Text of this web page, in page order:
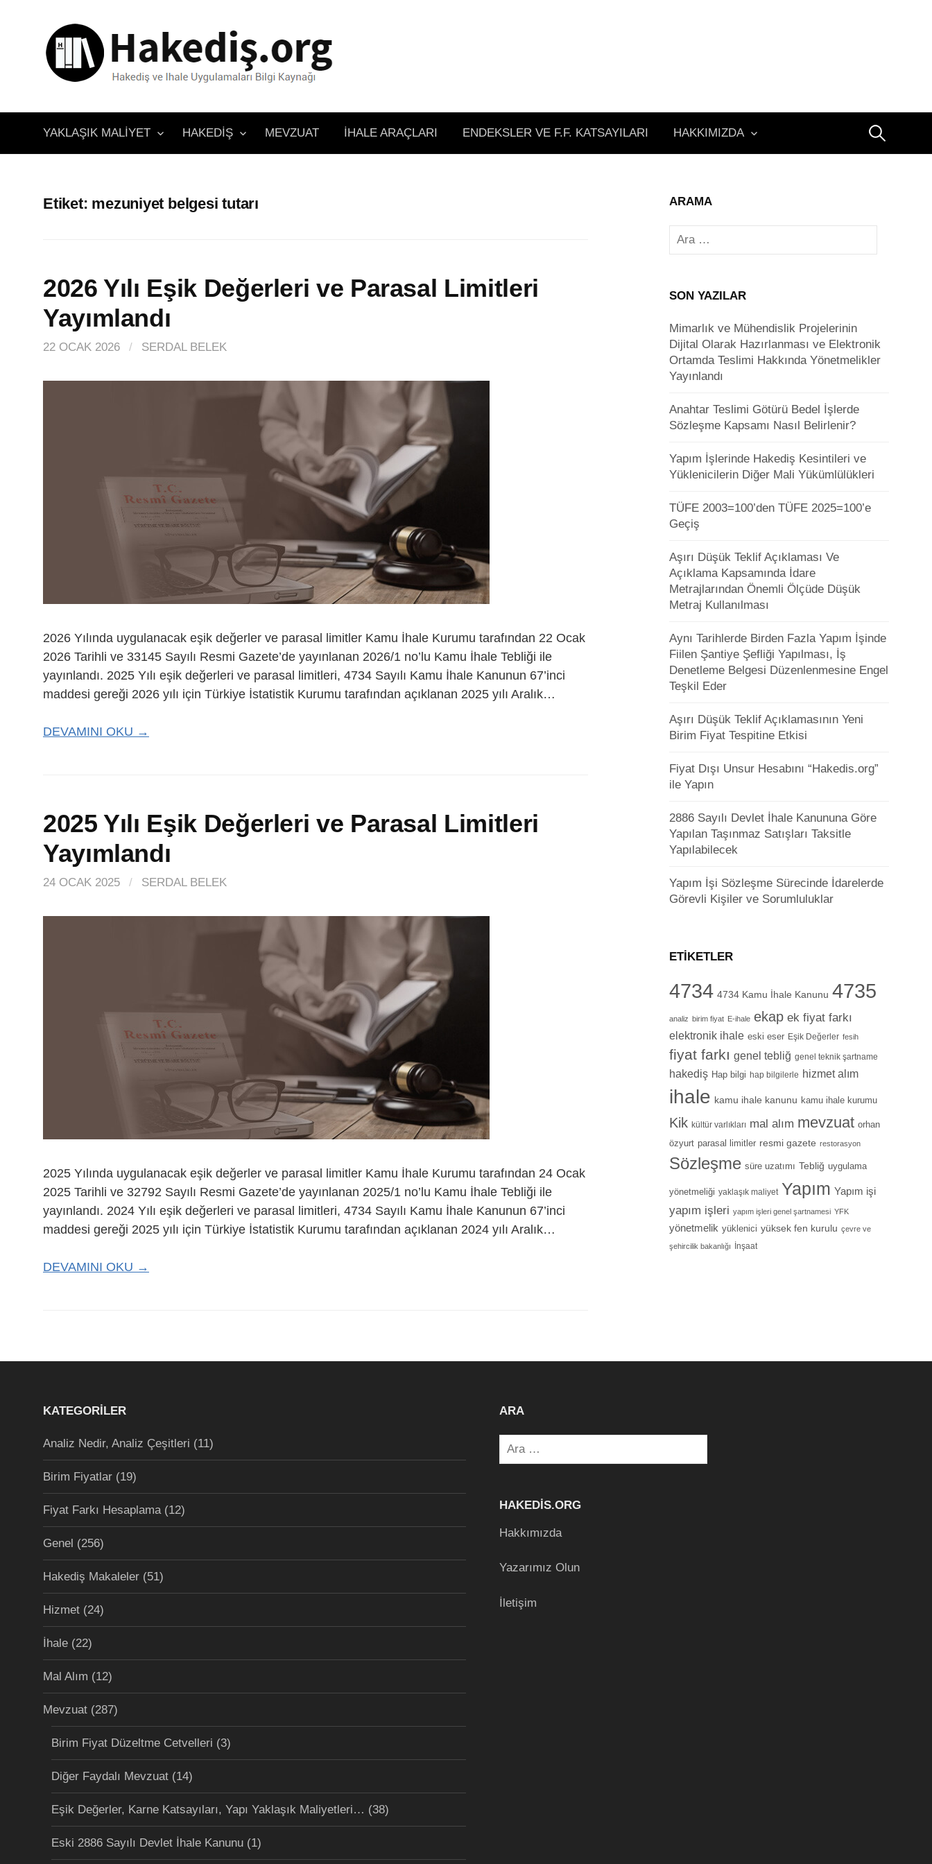
YAKLAŞIK MALIYET HAKEDIŞ MEVZUAT İHALE ARAÇLARI ENDEKSLER VE F.F. KATSAYILARI HAKKIMIZDA Arama:
Etiket: mezuniyet belgesi tutarı
2026 Yılı Eşik Değerleri ve Parasal Limitleri
Yayımlandı
22 OCAK 2026 / SERDAL BELEK
2026 Yılında uygulanacak eşik değerler ve parasal limitler Kamu İhale Kurumu tarafından 22 Ocak
2026 Tarihli ve 33145 Sayılı Resmi Gazete’de yayınlanan 2026/1 no’lu Kamu İhale Tebliği ile
yayınlandı. 2025 Yılı eşik değerleri ve parasal limitleri, 4734 Sayılı Kamu İhale Kanunun 67’inci
maddesi gereği 2026 yılı için Türkiye İstatistik Kurumu tarafından açıklanan 2025 yılı Aralık…
DEVAMINI OKU →
2025 Yılı Eşik Değerleri ve Parasal Limitleri
Yayımlandı
24 OCAK 2025 / SERDAL BELEK
2025 Yılında uygulanacak eşik değerler ve parasal limitler Kamu İhale Kurumu tarafından 24 Ocak
2025 Tarihli ve 32792 Sayılı Resmi Gazete’de yayınlanan 2025/1 no’lu Kamu İhale Tebliği ile
yayınlandı. 2024 Yılı eşik değerleri ve parasal limitleri, 4734 Sayılı Kamu İhale Kanunun 67’inci
maddesi gereği 2025 yılı için Türkiye İstatistik Kurumu tarafından açıklanan 2024 yılı Aralık…
DEVAMINI OKU →
ARAMA
Arama:
SON YAZILAR
Mimarlık ve Mühendislik Projelerinin
Dijital Olarak Hazırlanması ve Elektronik
Ortamda Teslimi Hakkında Yönetmelikler
Yayınlandı
Anahtar Teslimi Götürü Bedel İşlerde
Sözleşme Kapsamı Nasıl Belirlenir?
Yapım İşlerinde Hakediş Kesintileri ve
Yüklenicilerin Diğer Mali Yükümlülükleri
TÜFE 2003=100’den TÜFE 2025=100’e
Geçiş
Aşırı Düşük Teklif Açıklaması Ve
Açıklama Kapsamında İdare
Metrajlarından Önemli Ölçüde Düşük
Metraj Kullanılması
Aynı Tarihlerde Birden Fazla Yapım İşinde
Fiilen Şantiye Şefliği Yapılması, İş
Denetleme Belgesi Düzenlenmesine Engel
Teşkil Eder
Aşırı Düşük Teklif Açıklamasının Yeni
Birim Fiyat Tespitine Etkisi
Fiyat Dışı Unsur Hesabını “Hakedis.org”
ile Yapın
2886 Sayılı Devlet İhale Kanununa Göre
Yapılan Taşınmaz Satışları Taksitle
Yapılabilecek
Yapım İşi Sözleşme Sürecinde İdarelerde
Görevli Kişiler ve Sorumluluklar
ETIKETLER
4734 4734 Kamu İhale Kanunu 4735
analiz birim fiyat E-ihale ekap ek fiyat farkı
elektronik ihale eski eser Eşik Değerler fesih
fiyat farkı genel tebliğ genel teknik şartname
hakediş Hap bilgi hap bilgilerle hizmet alım
ihale kamu ihale kanunu kamu ihale kurumu
Kik kültür varlıkları mal alım mevzuat orhan
özyurt parasal limitler resmi gazete restorasyon
Sözleşme süre uzatımı Tebliğ uygulama
yönetmeliği yaklaşık maliyet Yapım Yapım işi
yapım işleri yapım işleri genel şartnamesi YFK
yönetmelik yüklenici yüksek fen kurulu çevre ve
şehircilik bakanlığı İnşaat
KATEGORILER
Analiz Nedir, Analiz Çeşitleri (11)
Birim Fiyatlar (19)
Fiyat Farkı Hesaplama(12)
Genel (256)
Hakediş Makaleler (51)
Hizmet (24)
İhale (22)
Mal Alım (12)
Mevzuat (287)
Birim Fiyat Düzeltme Cetvelleri (3)
Diğer Faydalı Mevzuat (14)
Eşik Değerler, Karne Katsayıları, Yapı Yaklaşık Maliyetleri… (38)
Eski 2886 Sayılı Devlet İhale Kanunu (1)
ARA
Arama:
HAKEDIS.ORG
Hakkımızda
Yazarımız Olun
İletişim